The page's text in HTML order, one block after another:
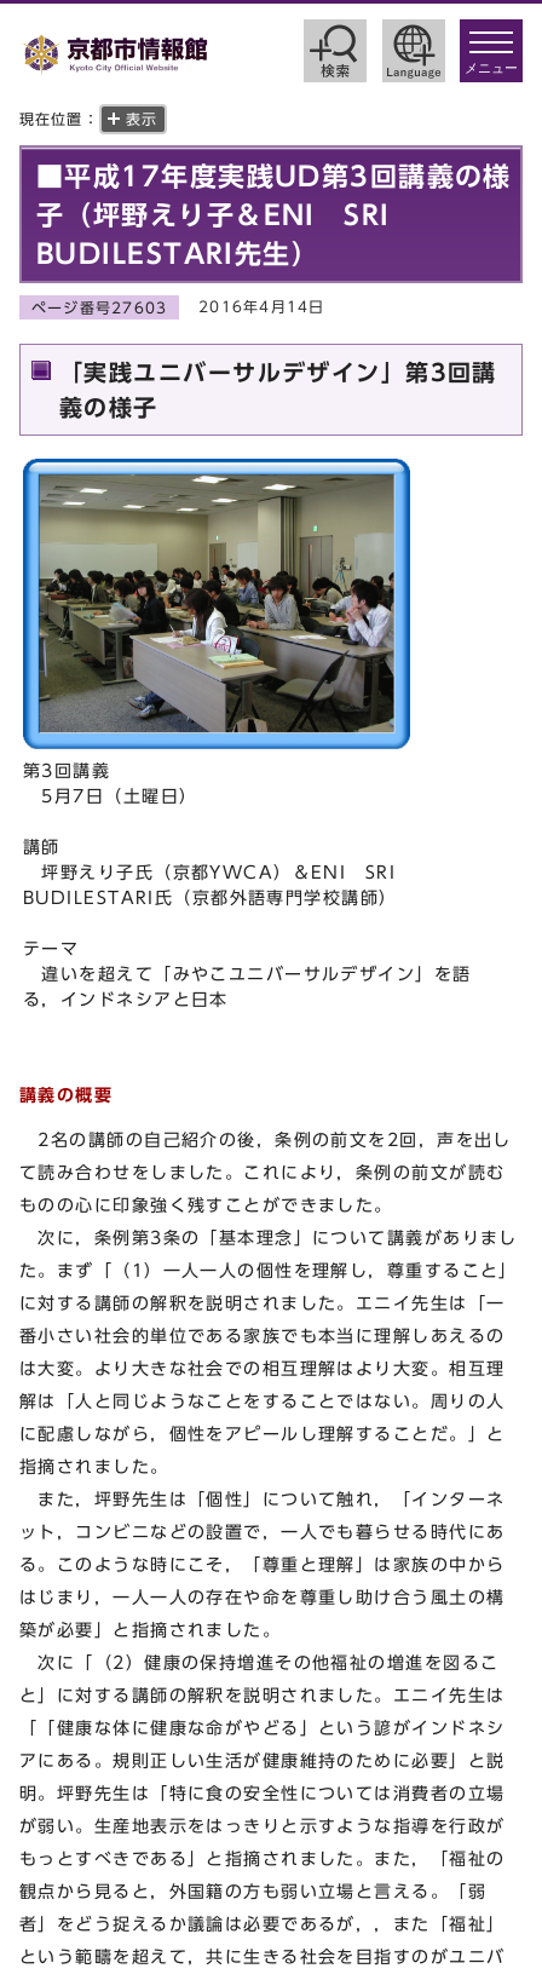
toggle
メニュー
現在位置： 表示
■平成17年度実践UD第3回講義の様
子（坪野えり子＆ENI SRI
BUDILESTARI先生）
ページ番号27603 2016年4月14日
「実践ユニバーサルデザイン」第3回講
義の様子
第3回講義
5月7日（土曜日）
講師
坪野えり子氏（京都YWCA）＆ENI SRI
BUDILESTARI氏（京都外語専門学校講師）
テーマ
違いを超えて「みやこユニバーサルデザイン」を語
る，インドネシアと日本
講義の概要
2名の講師の自己紹介の後，条例の前文を2回，声を出し
て読み合わせをしました。これにより，条例の前文が読む
ものの心に印象強く残すことができました。
次に，条例第3条の「基本理念」について講義がありまし
た。まず「（1）一人一人の個性を理解し，尊重すること」
に対する講師の解釈を説明されました。エニイ先生は「一
番小さい社会的単位である家族でも本当に理解しあえるの
は大変。より大きな社会での相互理解はより大変。相互理
解は「人と同じようなことをすることではない。周りの人
に配慮しながら，個性をアピールし理解することだ。」と
指摘されました。
また，坪野先生は「個性」について触れ，「インターネ
ット，コンビニなどの設置で，一人でも暮らせる時代にあ
る。このような時にこそ，「尊重と理解」は家族の中から
はじまり，一人一人の存在や命を尊重し助け合う風土の構
築が必要」と指摘されました。
次に「（2）健康の保持増進その他福祉の増進を図るこ
と」に対する講師の解釈を説明されました。エニイ先生は
「「健康な体に健康な命がやどる」という諺がインドネシ
アにある。規則正しい生活が健康維持のために必要」と説
明。坪野先生は「特に食の安全性については消費者の立場
が弱い。生産地表示をはっきりと示すような指導を行政が
もっとすべきである」と指摘されました。また，「福祉の
観点から見ると，外国籍の方も弱い立場と言える。「弱
者」をどう捉えるか議論は必要であるが，，また「福祉」
という範疇を超えて，共に生きる社会を目指すのがユニバ